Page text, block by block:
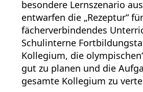
besondere Lernszenario
entwarfen die „Rezeptur“
fächerverbindendes
Schulinterne
Kollegium, die
gut zu planen und die
gesamte Kollegium zu